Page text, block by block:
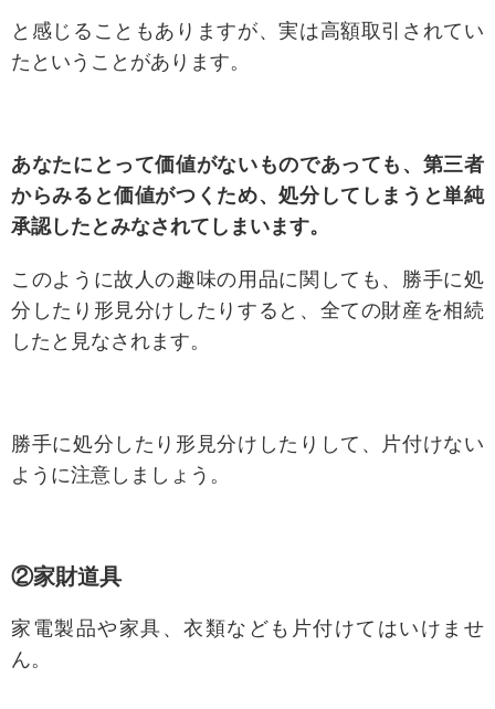
と感じることもありますが、実は高額取引されてい
たということがあります。
あなたにとって価値がないものであっても、第三者
からみると価値がつくため、処分してしまうと単純
承認したとみなされてしまいます。
このように故人の趣味の用品に関しても、勝手に処
分したり形見分けしたりすると、全ての財産を相続
したと見なされます。
勝手に処分したり形見分けしたりして、片付けない
ように注意しましょう。
②家財道具
家電製品や家具、衣類なども片付けてはいけませ
ん。